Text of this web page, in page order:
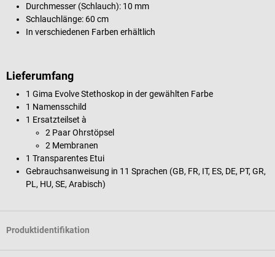
Durchmesser (Schlauch): 10 mm
Schlauchlänge: 60 cm
In verschiedenen Farben erhältlich
Lieferumfang
1 Gima Evolve Stethoskop in der gewählten Farbe
1 Namensschild
1 Ersatzteilset à
2 Paar Ohrstöpsel
2 Membranen
1 Transparentes Etui
Gebrauchsanweisung in 11 Sprachen (GB, FR, IT, ES, DE, PT, GR,
PL, HU, SE, Arabisch)
Produktidentifikation